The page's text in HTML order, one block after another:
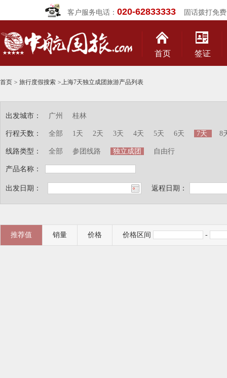
客户服务电话： 020-62833333固话拨打免费
首页 签证
首页 > 旅行度假搜索 >上海7天独立成团旅游产品列表
出发城市：
行程天数：
线路类型：
产品名称：
广州 桂林
全部 1天 2天 3天 4天 5天 6天 7天 8
全部 参团线路 独立成团 自由行
出发日期： 返程日期：
推荐值 销量 价格 价格区间 -